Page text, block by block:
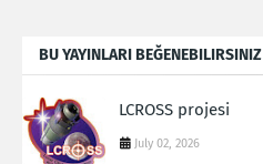
BU YAYINLARI BEĞENEBILIRSINIZ
LCROSS projesi
July 02, 2026